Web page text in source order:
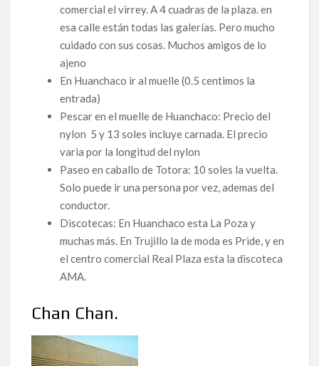
comercial el virrey. A 4 cuadras de la plaza. en
esa calle están todas las galerías. Pero mucho
cuidado con sus cosas. Muchos amigos de lo
ajeno
En Huanchaco ir al muelle (0.5 centimos la
entrada)
Pescar en el muelle de Huanchaco: Precio del
nylon 5 y 13 soles incluye carnada. El precio
varia por la longitud del nylon
Paseo en caballo de Totora: 10 soles la vuelta.
Solo puede ir una persona por vez, ademas del
conductor.
Discotecas: En Huanchaco esta La Poza y
muchas más. En Trujillo la de moda es Pride, y en
el centro comercial Real Plaza esta la discoteca
AMA.
Chan Chan.